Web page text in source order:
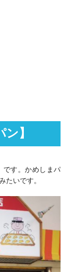
】
です。かめしまパ
たいです。